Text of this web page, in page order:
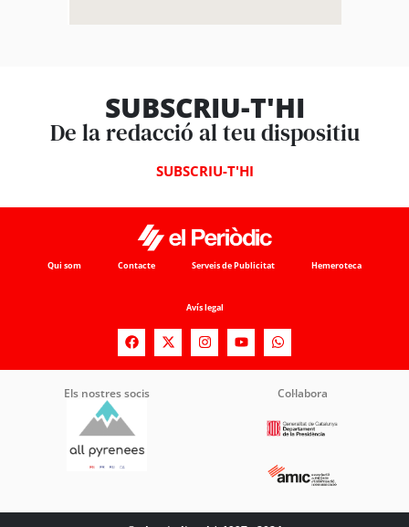
SUBSCRIU-T'HI
De la redacció al teu dispositiu
SUBSCRIU-T'HI
Qui som Contacte Serveis de Publicitat Hemeroteca
Avís legal
Els nostres socis Col·labora